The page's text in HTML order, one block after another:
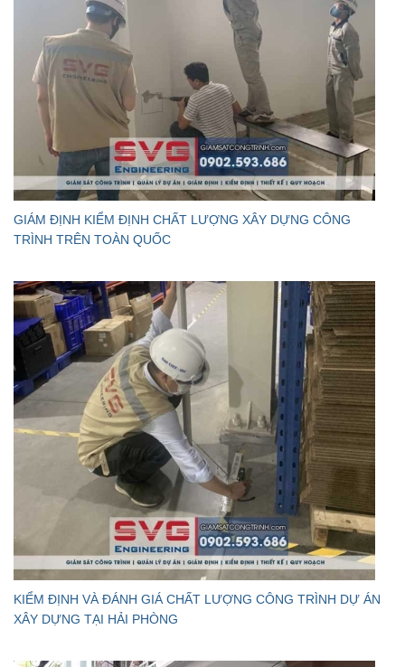
GIÁM ĐỊNH KIỂM ĐỊNH CHẤT LƯỢNG XÂY DỰNG CÔNG
TRÌNH TRÊN TOÀN QUỐC
KIỂM ĐỊNH VÀ ĐÁNH GIÁ CHẤT LƯỢNG CÔNG TRÌNH DỰ ÁN
XÂY DỰNG TẠI HẢI PHÒNG